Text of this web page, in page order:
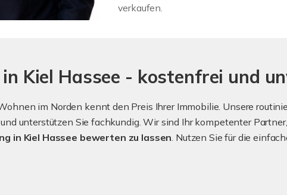
verkaufen.
Kiel Hassee - kostenfrei und
im Norden kennt den Preis Ihrer Immobilie. Unsere
unterstützen Sie fachkundig. Wir sind Ihr kompetenter
in Kiel Hassee bewerten zu lassen . Nutzen Sie für die